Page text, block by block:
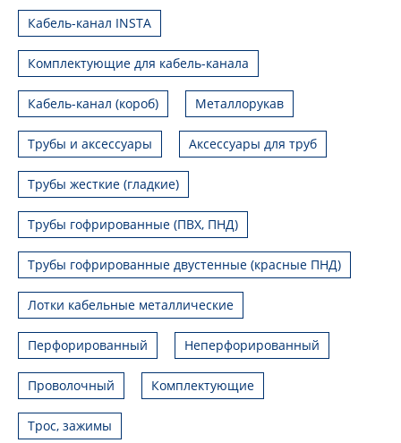
Кабель-канал INSTA
Комплектующие для кабель-канала
Кабель-канал (короб) Металлорукав
Трубы и аксессуары Аксессуары для труб
Трубы жесткие (гладкие)
Трубы гофрированные (ПВХ, ПНД)
Трубы гофрированные двустенные (красные ПНД)
Лотки кабельные металлические
Перфорированный Неперфорированный
Проволочный Комплектующие
Трос, зажимы